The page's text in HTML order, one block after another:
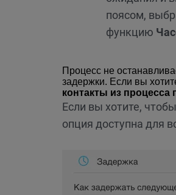
поясом,
функцию
Процесс не
задержки. Если вы
контакты из процесса
Если вы хотите,
опция доступна для